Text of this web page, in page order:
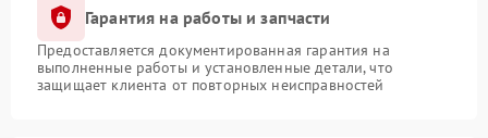
Гарантия на работы и запчасти
Предоставляется документированная гарантия на
выполненные работы и установленные детали, что
защищает клиента от повторных неисправностей